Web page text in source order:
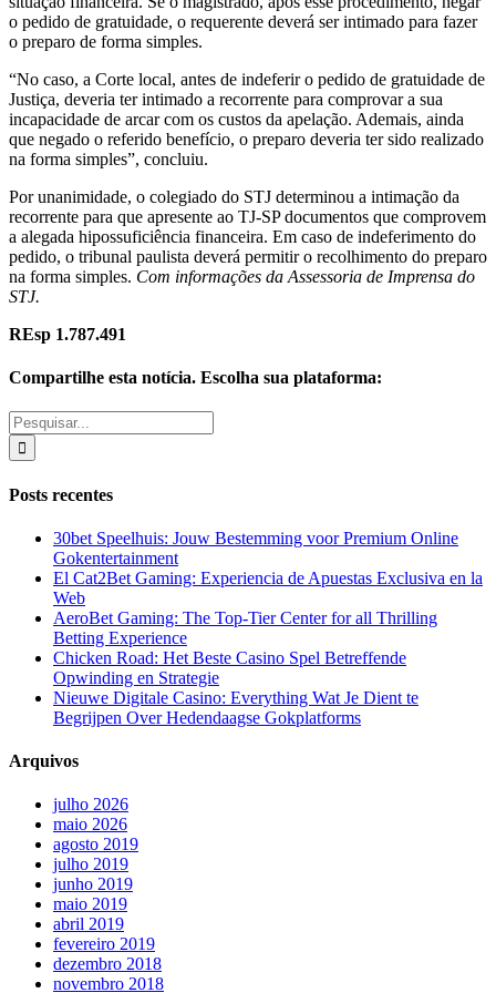
o pedido de gratuidade, o requerente deverá ser intimado para fazer
o preparo de forma simples.
“No caso, a Corte local, antes de indeferir o pedido de gratuidade de
Justiça, deveria ter intimado a recorrente para comprovar a sua
incapacidade de arcar com os custos da apelação. Ademais, ainda
que negado o referido benefício, o preparo deveria ter sido realizado
na forma simples”, concluiu.
Por unanimidade, o colegiado do STJ determinou a intimação da
recorrente para que apresente ao TJ-SP documentos que comprovem
a alegada hipossuficiência financeira. Em caso de indeferimento do
pedido, o tribunal paulista deverá permitir o recolhimento do preparo
na forma simples. Com informações da Assessoria de Imprensa do
STJ.
REsp 1.787.491
Compartilhe esta notícia. Escolha sua plataforma:
Facebook
Twitter
WhatsApp
E-
mail
Buscar
resultados
para:
Posts recentes
30bet Speelhuis: Jouw Bestemming voor Premium Online
Gokentertainment
El Cat2Bet Gaming: Experiencia de Apuestas Exclusiva en la
Web
AeroBet Gaming: The Top-Tier Center for all Thrilling
Betting Experience
Chicken Road: Het Beste Casino Spel Betreffende
Opwinding en Strategie
Nieuwe Digitale Casino: Everything Wat Je Dient te
Begrijpen Over Hedendaagse Gokplatforms
Arquivos
julho 2026
maio 2026
agosto 2019
julho 2019
junho 2019
maio 2019
abril 2019
fevereiro 2019
dezembro 2018
novembro 2018